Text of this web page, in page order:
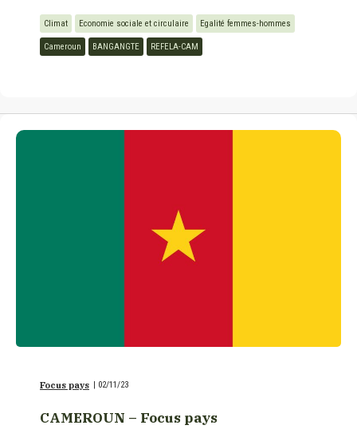
Climat Economie sociale et circulaire Egalité femmes-hommes
Cameroun BANGANGTE REFELA-CAM
Focus pays 02/11/23
CAMEROUN – Focus pays